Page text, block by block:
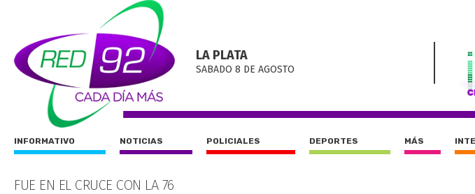
LA PLATA
SABADO 8 DE AGOSTO
INFORMATIVO NOTICIAS POLICIALES DEPORTES MÁS
FUE EN EL CRUCE CON LA 76